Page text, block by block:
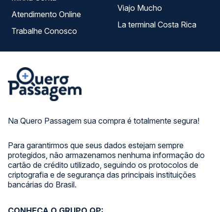
Na Quero Passagem sua compra é totalmente segura!
Para garantirmos que seus dados estejam sempre
protegidos, não armazenamos nenhuma informação do
cartão de crédito utilizado, seguindo os protocolos de
criptografia e de segurança das principais instituições
bancárias do Brasil.
Atendimento Online
Trabalhe Conosco
Viajo Mucho
La terminal Costa Rica